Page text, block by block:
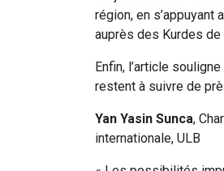
région, en s’appuyant
auprès des Kurdes de
Enfin, l’article
restent à suivre de
Yan Yasin Sunca,
internationale, ULB